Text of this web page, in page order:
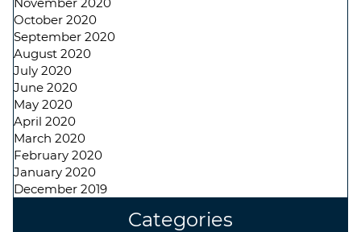
October 2020
September 2020
August 2020
July 2020
June 2020
May 2020
April 2020
March 2020
February 2020
January 2020
December 2019
Categories